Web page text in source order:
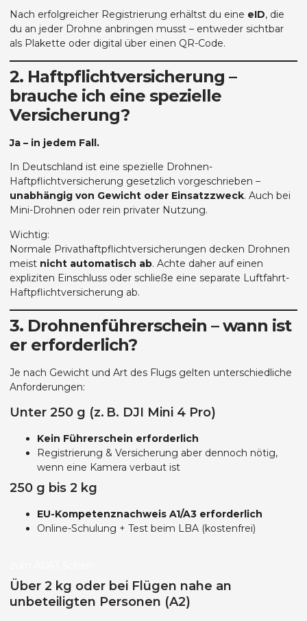
Nach erfolgreicher Registrierung erhältst du eine eID, die
du an jeder Drohne anbringen musst – entweder sichtbar
als Plakette oder digital über einen QR-Code.
2. Haftpflichtversicherung –
brauche ich eine spezielle
Versicherung?
Ja – in jedem Fall.
In Deutschland ist eine spezielle Drohnen-
Haftpflichtversicherung gesetzlich vorgeschrieben –
unabhängig von Gewicht oder Einsatzzweck. Auch bei
Mini-Drohnen oder rein privater Nutzung.
Wichtig:
Normale Privathaftpflichtversicherungen decken Drohnen
meist nicht automatisch ab. Achte daher auf einen
expliziten Einschluss oder schließe eine separate Luftfahrt-
Haftpflichtversicherung ab.
3. Drohnenführerschein – wann ist
er erforderlich?
Je nach Gewicht und Art des Flugs gelten unterschiedliche
Anforderungen:
Unter 250 g (z. B. DJI Mini 4 Pro)
Kein Führerschein erforderlich
Registrierung & Versicherung aber dennoch nötig,
wenn eine Kamera verbaut ist
250 g bis 2 kg
EU-Kompetenznachweis A1/A3 erforderlich
Online-Schulung + Test beim LBA (kostenfrei)
Über 2 kg oder bei Flügen nahe an
unbeteiligten Personen (A2)